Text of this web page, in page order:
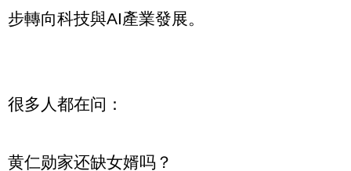
步轉向科技與AI產業發展。
很多人都在问：
黄仁勋家还缺女婿吗？